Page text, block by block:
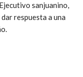
sanjuanino,
respuesta a una